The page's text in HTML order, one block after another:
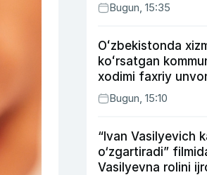
Bugun, 15:35
Oʻzbekistonda
koʻrsatgan
xodimi faxriy
etilishi mumkin
Bugun, 15:10
“Ivan Vasilyevich
o‘zgartiradi”
Vasilyevna rolini